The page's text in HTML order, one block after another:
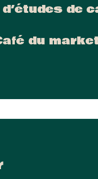
de
du